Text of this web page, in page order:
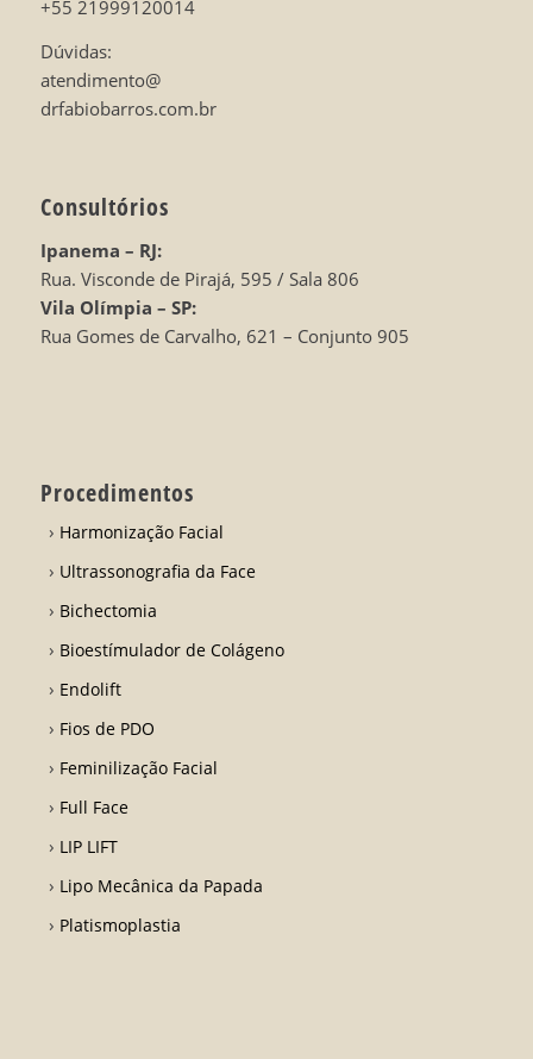
+55 21999120014
Dúvidas:
atendimento@
drfabiobarros.com.br
Consultórios
Ipanema – RJ:
Rua. Visconde de Pirajá, 595 / Sala 806
Vila Olímpia – SP:
Rua Gomes de Carvalho, 621 – Conjunto 905
Procedimentos
Harmonização Facial
Ultrassonografia da Face
Bichectomia
Bioestímulador de Colágeno
Endolift
Fios de PDO
Feminilização Facial
Full Face
LIP LIFT
Lipo Mecânica da Papada
Platismoplastia